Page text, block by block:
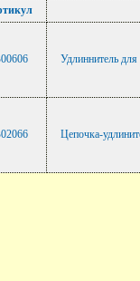
Удлиннитель
Цепочка-